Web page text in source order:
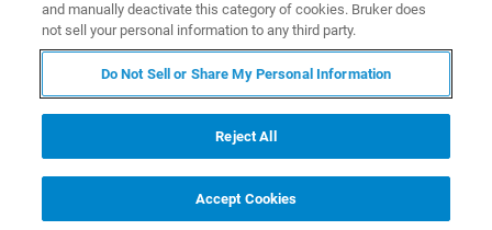
会议简介
2023年度布鲁克顺磁共振（EPR）用户技术研讨会定于今
年4月14日下午在杭州举办，我们殷切期盼能和广大顺磁用
应用解决方案新动态，以及顺磁产品的维护技巧。本次研
讨会还邀请多位顺磁研究领域的专家学者，为大家介绍电
and manually deactivate this category of cookies. Bruker does
not sell your personal information to any third party.
Do Not Sell or Share My Personal Information
Reject All
Accept Cookies